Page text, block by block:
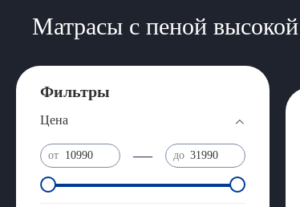
Матрасы с пеной
Фильтры
Цена
от — до